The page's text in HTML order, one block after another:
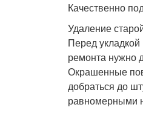
Качественно
Удаление
Перед
ремонта нужно
Окрашенные
добраться до
равномерными